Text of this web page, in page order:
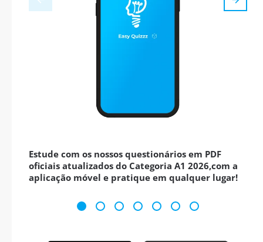
Estude com os nossos questionários em PDF
oficiais atualizados do Categoria A1 2026,com a
aplicação móvel e pratique em qualquer lugar!